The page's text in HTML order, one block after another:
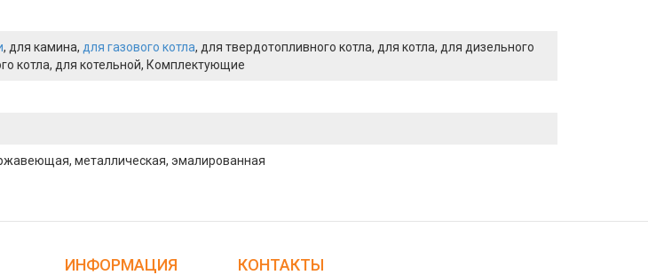
, для камина, для газового котла, для твердотопливного котла, для котла, для дизельного
котла, для котельной, Комплектующие
металлическая, эмалированная
ИНФОРМАЦИЯ КОНТАКТЫ